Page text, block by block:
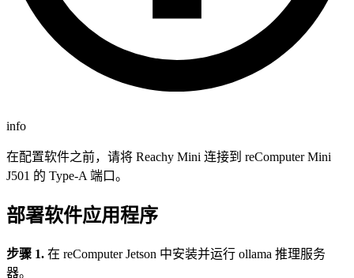
info
在配置软件之前，请将 Reachy Mini 连接到 reComputer Mini
J501 的 Type-A 端口。
部署软件应用程序
步骤 1. 在 reComputer Jetson 中安装并运行 ollama 推理服务
器。